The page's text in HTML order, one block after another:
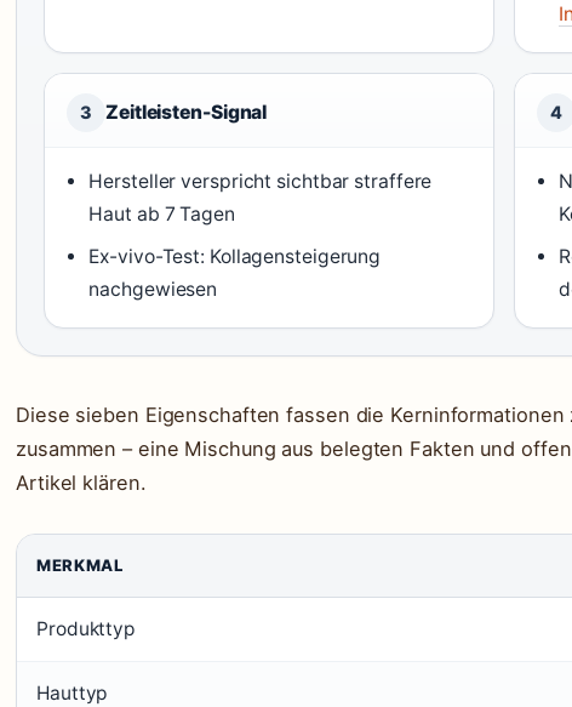
3 Zeitleisten-Signal
Hersteller verspricht sichtbar straffere
Haut ab 7 Tagen
Ex-vivo-Test: Kollagensteigerung
nachgewiesen
4
Diese sieben Eigenschaften fassen die
zusammen – eine Mischung aus belegten Fakten und
Artikel klären.
MERKMAL
Produkttyp
Hauttyp